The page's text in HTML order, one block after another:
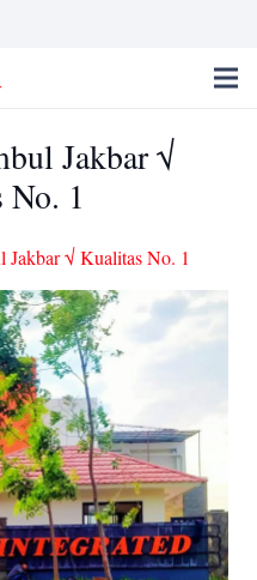
Jakbar √
No. 1
Jakbar √ Kualitas No. 1